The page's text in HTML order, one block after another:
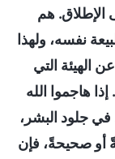
الإطلاق. هم
نفسه، ولهذا
الهيئة التي
هاجموا الله
في جلود البشر،
أو صحيحةً، فإن